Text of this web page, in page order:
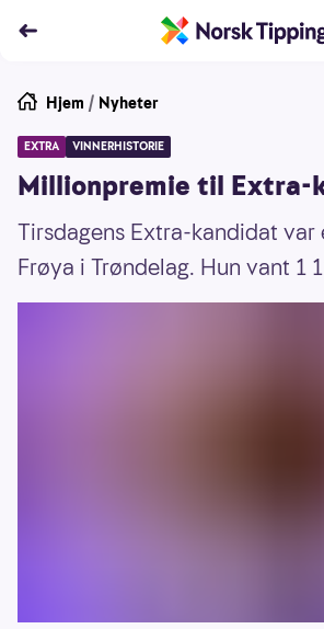
Hjem / Nyheter
EXTRA VINNERHISTORIE
Millionpremie til Extra-
Tirsdagens Extra-kandidat var
Frøya i Trøndelag. Hun vant 1